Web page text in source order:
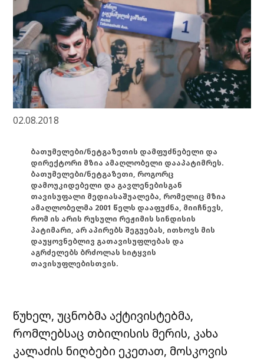
02.08.2018
ბათუმელები/ნეტგაზეთის დამფუძნებელი და
დირექტორი მზია ამაღლობელი დააპატიმრეს.
ბათუმელები/ნეტგაზეთი, როგორც
დამოუკიდებელი და გავლენებისგან
თავისუფალი მედიასაშუალება, რომელიც მზია
ამაღლობელმა 2001 წელს დააფუძნა, მიიჩნევს,
რომ ის არის რუსული რეჟიმის სინდისის
პატიმარი, არ აპირებს შეგუებას, ითხოვს მის
დაუყოვნებლივ გათავისუფლებას და
აგრძელებს ბრძოლას სიტყვის
თავისუფლებისთვის.
წუხელ, უცნობმა აქტივისტებმა,
რომლებსაც თბილისის მერის, კახა
კალაძის ნიღბები ეკეთათ, მოსკოვის